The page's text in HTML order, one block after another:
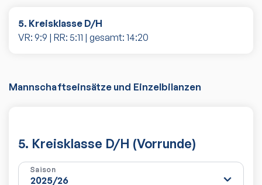
5. Kreisklasse D/H
VR: 9:9 | RR: 5:11 | gesamt: 14:20
Mannschaftseinsätze und Einzelbilanzen
5. Kreisklasse D/H (Vorrunde)
Saison